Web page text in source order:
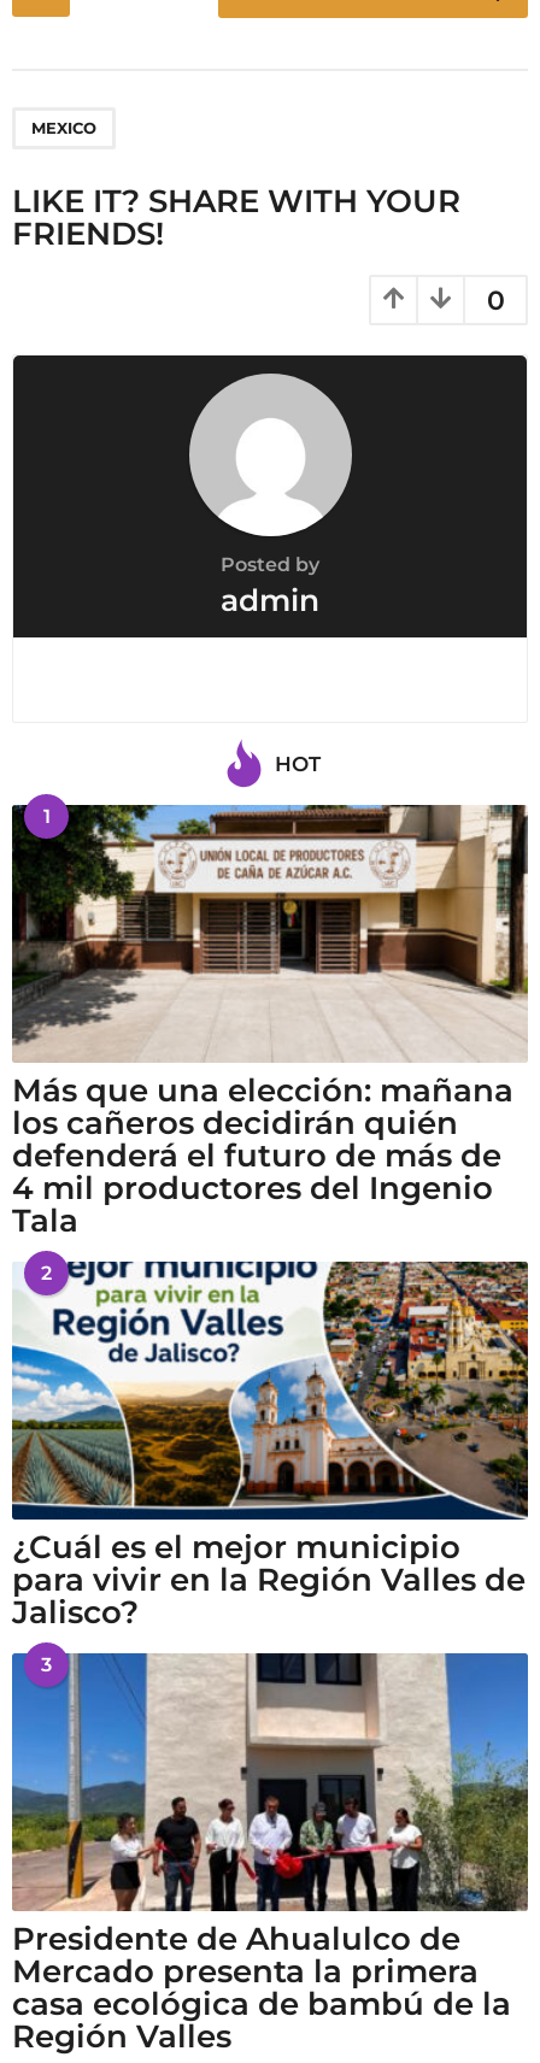
i
n
o
MEXICO
LIKE IT? SHARE WITH YOUR
FRIENDS!
0
Posted by
admin
HOT
1
Más que una elección: mañana
los cañeros decidirán quién
defenderá el futuro de más de
4 mil productores del Ingenio
Tala
2
¿Cuál es el mejor municipio
para vivir en la Región Valles de
Jalisco?
3
Presidente de Ahualulco de
Mercado presenta la primera
casa ecológica de bambú de la
Región Valles